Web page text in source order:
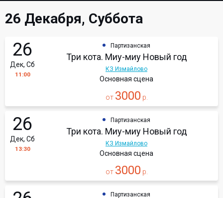
26 Декабря, Суббота
26
Дек, Сб
11:00
Партизанская
Три кота. Миу-миу Новый год
КЗ Измайлово
Основная сцена
от 3000 р.
26
Дек, Сб
13:30
Партизанская
Три кота. Миу-миу Новый год
КЗ Измайлово
Основная сцена
от 3000 р.
Партизанская